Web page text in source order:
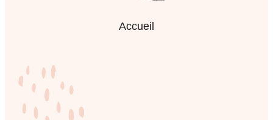
Accueil